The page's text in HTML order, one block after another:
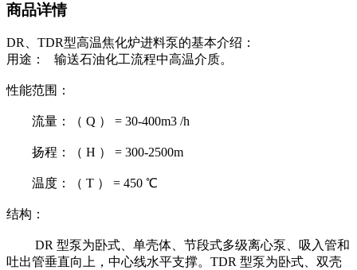
商品详情
DR、TDR型高温焦化炉进料泵的基本介绍：
用途： 输送石油化工流程中高温介质。
性能范围：
流量：（ Q ） = 30-400m3 /h
扬程：（ H ） = 300-2500m
温度：（ T ） = 450 ℃
结构：
DR 型泵为卧式、单壳体、节段式多级离心泵、吸入管和
吐出管垂直向上，中心线水平支撑。TDR 型泵为卧式、双壳